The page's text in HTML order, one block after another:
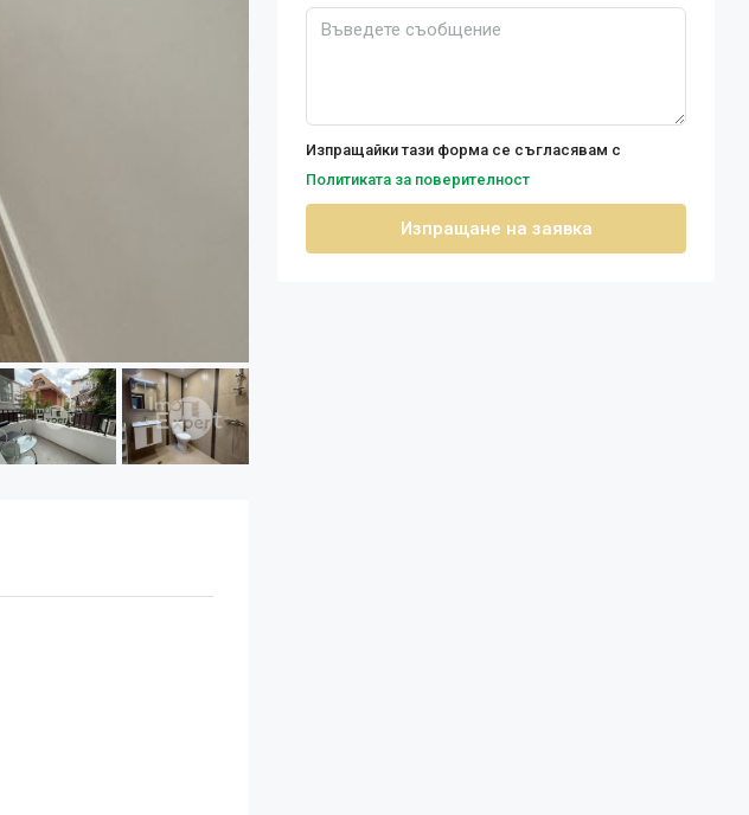
Изпращайки тази форма се съгласявам с
Политиката за поверителност
Изпращане на заявка